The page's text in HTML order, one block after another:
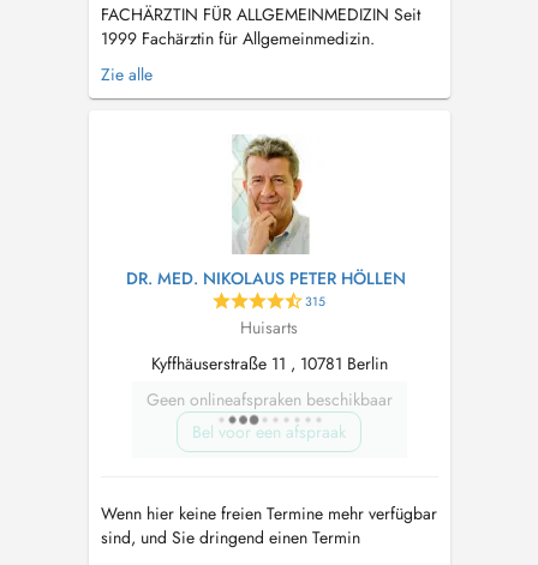
FACHÄRZTIN FÜR ALLGEMEINMEDIZIN Seit
1999 Fachärztin für Allgemeinmedizin.
Zusatzbezeichnungen: Akupunktur,
Naturheilverfahren, Homöopathie. Herzlich
Bundesplatz, wir sind eine
allgemeinmedizinische Praxis mit Schwerpunkt
Naturheilverfahren. Daher bie...
Zie alle
DR. MED. NIKOLAUS PETER HÖLLEN
315
Huisarts
Kyffhäuserstraße 11 , 10781 Berlin
Geen onlineafspraken beschikbaar
Bel voor een afspraak
Wenn hier keine freien Termine mehr verfügbar
sind, und Sie dringend einen Termin